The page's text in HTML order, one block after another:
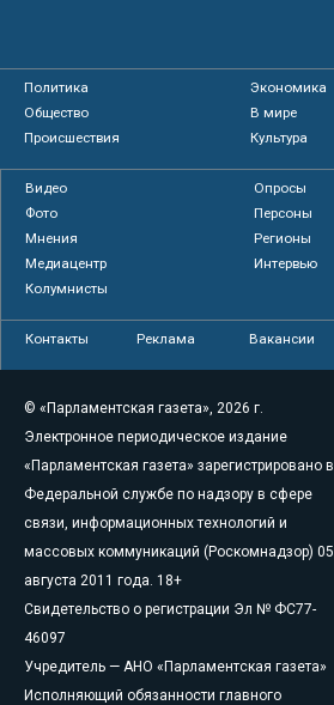
Политика
Экономика
Общество
В мире
Происшествия
Культура
Видео
Опросы
Фото
Персоны
Мнения
Регионы
Медиацентр
Интервью
Колумнисты
Контакты Реклама Вакансии
© «Парламентская газета», 2026 г.
Электронное периодическое издание
«Парламентская газета» зарегистрировано в
Федеральной службе по надзору в сфере
связи, информационных технологий и
массовых коммуникаций (Роскомнадзор) 05
августа 2011 года. 18+
Свидетельство о регистрации Эл № ФС77-
46097
Учредитель — АНО «Парламентская газета»
Исполняющий обязанности главного